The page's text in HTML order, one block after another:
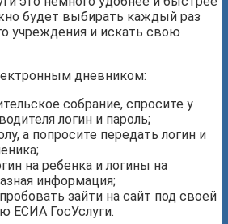
будет выбирать каждый раз
учреждения и искать свою
дневником:
собрание, спросите у
логин и пароль;
а попросите передать логин и
на ребенка и логины на
информация;
зайти на сайт под своей
ЕСИА ГосУслуги.